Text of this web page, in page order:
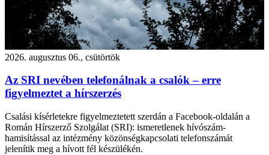
2026. augusztus 06., csütörtök
Az SRI nevében telefonálnak a csalók – erre
figyelmeztet a hírszerzés
Csalási kísérletekre figyelmeztetett szerdán a Facebook-oldalán a
Román Hírszerző Szolgálat (SRI): ismeretlenek hívószám-
hamisítással az intézmény közönségkapcsolati telefonszámát
jelenítik meg a hívott fél készülékén.